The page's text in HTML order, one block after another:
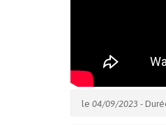
le 04/09/2023 -